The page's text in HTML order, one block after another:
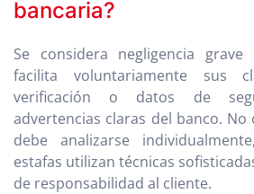
bancaria?
Se considera negligencia
facilita voluntariamente sus
verificación o datos de
advertencias claras del banco. No
debe analizarse
estafas utilizan técnicas
de responsabilidad al cliente.